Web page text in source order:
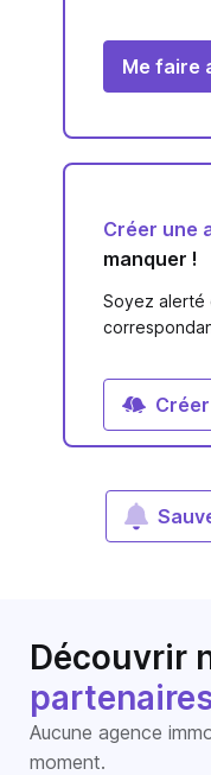
Me faire
Créer une
manquer !
Soyez alerté
Découvrir
Aucune agence
moment.